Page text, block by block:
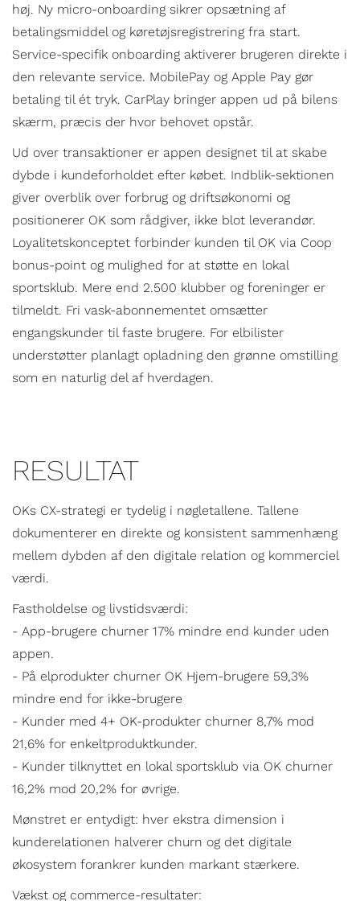
høj. Ny micro-onboarding sikrer opsætning af
betalingsmiddel og køretøjsregistrering fra start.
Service-specifik onboarding aktiverer brugeren direkte i
den relevante service. MobilePay og Apple Pay gør
betaling til ét tryk. CarPlay bringer appen ud på bilens
skærm, præcis der hvor behovet opstår.
Ud over transaktioner er appen designet til at skabe
dybde i kundeforholdet efter købet. Indblik-sektionen
giver overblik over forbrug og driftsøkonomi og
positionerer OK som rådgiver, ikke blot leverandør.
Loyalitetskonceptet forbinder kunden til OK via Coop
bonus-point og mulighed for at støtte en lokal
sportsklub. Mere end 2.500 klubber og foreninger er
tilmeldt. Fri vask-abonnementet omsætter
engangskunder til faste brugere. For elbilister
understøtter planlagt opladning den grønne omstilling
som en naturlig del af hverdagen.
RESULTAT
OKs CX-strategi er tydelig i nøgletallene. Tallene
dokumenterer en direkte og konsistent sammenhæng
mellem dybden af den digitale relation og kommerciel
værdi.
Fastholdelse og livstidsværdi:
- App-brugere churner 17% mindre end kunder uden
appen.
- På elprodukter churner OK Hjem-brugere 59,3%
mindre end for ikke-brugere
- Kunder med 4+ OK-produkter churner 8,7% mod
21,6% for enkeltproduktkunder.
- Kunder tilknyttet en lokal sportsklub via OK churner
16,2% mod 20,2% for øvrige.
Mønstret er entydigt: hver ekstra dimension i
kunderelationen halverer churn og det digitale
økosystem forankrer kunden markant stærkere.
Vækst og commerce-resultater: